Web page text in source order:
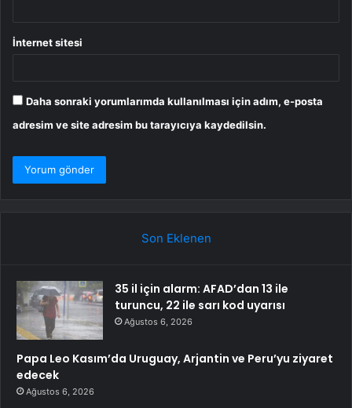
İnternet sitesi
Daha sonraki yorumlarımda kullanılması için adım, e-posta
adresim ve site adresim bu tarayıcıya kaydedilsin.
Son Eklenen
35 il için alarm: AFAD’dan 13 ile
turuncu, 22 ile sarı kod uyarısı
Ağustos 6, 2026
Papa Leo Kasım’da Uruguay, Arjantin ve Peru’yu ziyaret
edecek
Ağustos 6, 2026